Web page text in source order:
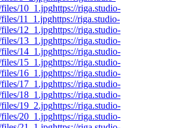
10_1.jpghttps://riga.studio-
11_1.jpghttps://riga.studio-
12_1.jpghttps://riga.studio-
13_1.jpghttps://riga.studio-
14_1.jpghttps://riga.studio-
15_1.jpghttps://riga.studio-
16_1.jpghttps://riga.studio-
17_1.jpghttps://riga.studio-
18_1.jpghttps://riga.studio-
19_2.jpghttps://riga.studio-
20_1.jpghttps://riga.studio-